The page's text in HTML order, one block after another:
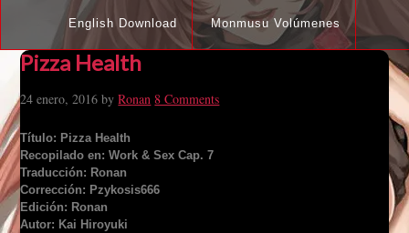
English Download Monmusu Volúmenes
Pizza Health
24 enero, 2016 byRonan 8 Comments
Título: Pizza Health
Recopilado en: Work & Sex Cap. 7
Traducción: Ronan
Corrección: Pzykosis666
Edición: Ronan
Autor: Kai Hiroyuki